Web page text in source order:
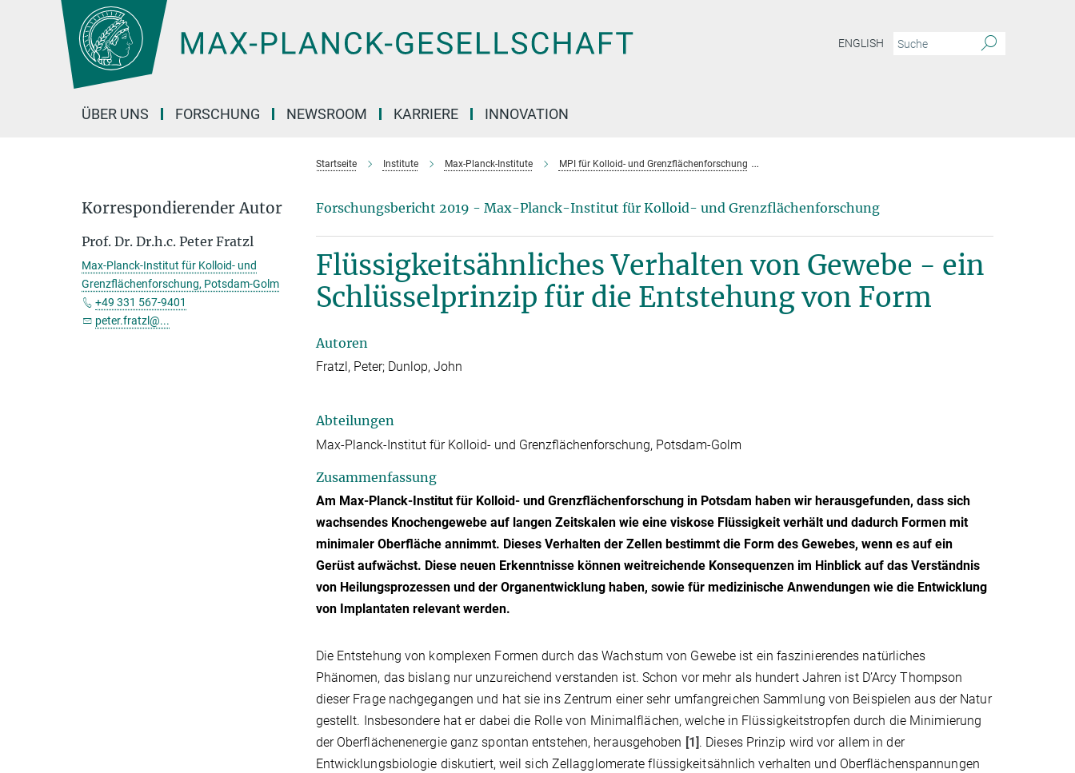
Hauptinhalt
ENGLISH
ÜBER UNS FORSCHUNG NEWSROOM KARRIERE INNOVATION
Startseite Institute Max-Planck-Institute MPI für Kolloid- und Grenzflächenforschung
Forschungsbericht 2019 - Max-Planck-Institut für Kolloid- und Grenzflächenforschung
Flüssigkeitsähnliches Verhalten von Gewebe - ein
Schlüsselprinzip für die Entstehung von Form
Autoren
Fratzl, Peter; Dunlop, John
Abteilungen
Max-Planck-Institut für Kolloid- und Grenzflächenforschung, Potsdam-Golm
Zusammenfassung
Am Max-Planck-Institut für Kolloid- und Grenzflächenforschung in Potsdam haben wir herausgefunden, dass sich
wachsendes Knochengewebe auf langen Zeitskalen wie eine viskose Flüssigkeit verhält und dadurch Formen mit
minimaler Oberfläche annimmt. Dieses Verhalten der Zellen bestimmt die Form des Gewebes, wenn es auf ein
Gerüst aufwächst. Diese neuen Erkenntnisse können weitreichende Konsequenzen im Hinblick auf das Verständnis
von Heilungsprozessen und der Organentwicklung haben, sowie für medizinische Anwendungen wie die Entwicklung
von Implantaten relevant werden.
Die Entstehung von komplexen Formen durch das Wachstum von Gewebe ist ein faszinierendes natürliches
Phänomen, das bislang nur unzureichend verstanden ist. Schon vor mehr als hundert Jahren ist D’Arcy Thompson
dieser Frage nachgegangen und hat sie ins Zentrum einer sehr umfangreichen Sammlung von Beispielen aus der Natur
gestellt. Insbesondere hat er dabei die Rolle von Minimalflächen, welche in Flüssigkeitstropfen durch die Minimierung
der Oberflächenenergie ganz spontan entstehen, herausgehoben [1]. Dieses Prinzip wird vor allem in der
Entwicklungsbiologie diskutiert, weil sich Zellagglomerate flüssigkeitsähnlich verhalten und Oberflächenspannungen
Korrespondierender Autor
Prof. Dr. Dr.h.c. Peter Fratzl
Max-Planck-Institut für Kolloid- und
Grenzflächenforschung, Potsdam-Golm
+49 331 567-9401
peter.fratzl@...